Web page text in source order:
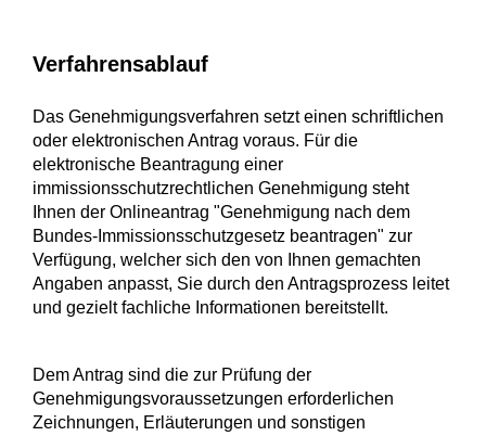
Verfahrensablauf
Das Genehmigungsverfahren setzt einen schriftlichen
oder elektronischen Antrag voraus. Für die
elektronische Beantragung einer
immissionsschutzrechtlichen Genehmigung steht
Ihnen der Onlineantrag "Genehmigung nach dem
Bundes-Immissionsschutzgesetz beantragen" zur
Verfügung, welcher sich den von Ihnen gemachten
Angaben anpasst, Sie durch den Antragsprozess leitet
und gezielt fachliche Informationen bereitstellt.
Dem Antrag sind die zur Prüfung der
Genehmigungsvoraussetzungen erforderlichen
Zeichnungen, Erläuterungen und sonstigen